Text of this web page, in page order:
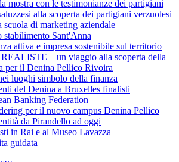
mostra con le testimonianze dei partigiani
alla scoperta dei partigiani verzuolesi
scuola di marketing aziendale
stabilimento Sant'Anna
attiva e impresa sostenibile sul territorio
– un viaggio alla scoperta della
per il Denina Pellico Rivoira
luoghi simbolo della finanza
del Denina a Bruxelles finalisti
Banking Federation
per il nuovo campus Denina Pellico
da Pirandello ad oggi
in Rai e al Museo Lavazza
guidata